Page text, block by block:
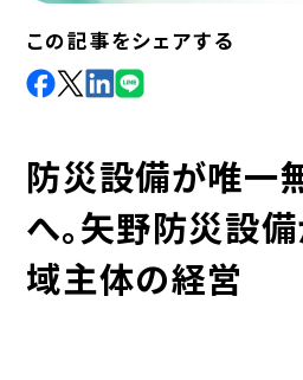
この記事をシェアする
facebook
X LinkdIn
防災設備が唯一
へ。矢野防災設
域主体の経営